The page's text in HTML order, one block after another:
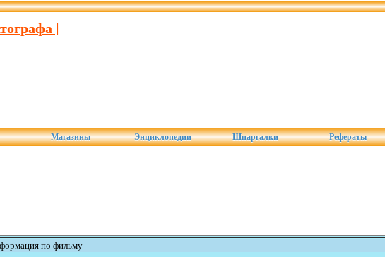
|
Магазины Энциклопедии Шпаргалки Рефераты
по фильму